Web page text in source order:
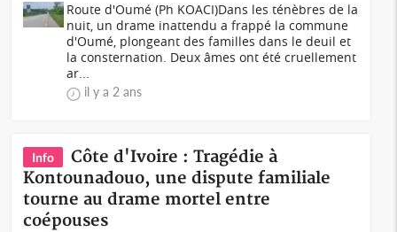
Route d'Oumé (Ph KOACI)Dans les ténèbres de la
nuit, un drame inattendu a frappé la commune
d'Oumé, plongeant des familles dans le deuil et
la consternation. Deux âmes ont été cruellement
ar...
il y a 2 ans
Info
Côte d'Ivoire : Tragédie à
Kontounadouo, une dispute familiale
tourne au drame mortel entre
coépouses